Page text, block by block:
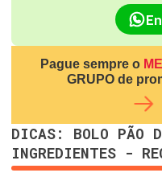
Pague sempre o
GRUPO de
DICAS: BOLO PÃO
INGREDIENTES -